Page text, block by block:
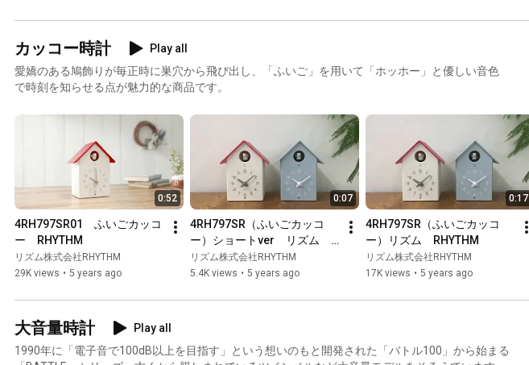
カッコー時計
Play all
愛嬌のある鳩飾りが毎正時に巣穴から飛び出し、「ふいご」を用いて「ホッホー」と優しい音色
で時刻を知らせる点が魅力的な商品です。
0:52
4RH797SR01　ふいごカッコ
ー　RHYTHM
リズム株式会社RHYTHM
29K views • 5 years ago
0:07
4RH797SR（ふいごカッコ
ー）ショートver　リズム
RHYTHM
リズム株式会社RHYTHM
5.4K views • 5 years ago
0:17
4RH797SR（ふいごカッコ
ー）リズム　RHYTHM
リズム株式会社RHYTHM
17K views • 5 years ago
大音量時計
Play all
1990年に「電子音で100dB以上を目指す」という想いのもと開発された「バトル100」から始まる